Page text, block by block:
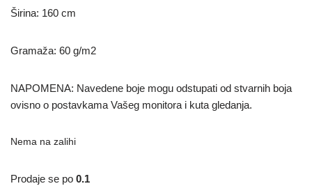
Širina: 160 cm
Gramaža: 60 g/m2
NAPOMENA: Navedene boje mogu odstupati od stvarnih boja
ovisno o postavkama Vašeg monitora i kuta gledanja.
Nema na zalihi
Prodaje se po 0.1